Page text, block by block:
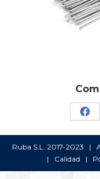
on
Ruba S.L. 2017-2023 |
| Calidad |